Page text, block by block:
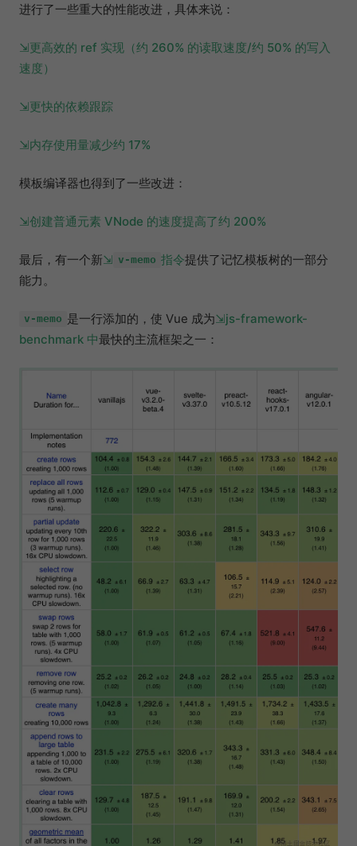
进行了一些重大的性能改进，具体来说：
更高效的 ref 实现（约 260% 的读取速度/约 50% 的写入
速度）
更快的依赖跟踪
内存使用量减少约 17%
模板编译器也得到了一些改进：
创建普通元素 VNode 的速度提高了约 200%
最后，有一个新 v-memo 指令提供了记忆模板树的一部分
能力。
v-memo 是一行添加的，使 Vue 成为
js-framework-
benchmark 中最快的主流框架之一：